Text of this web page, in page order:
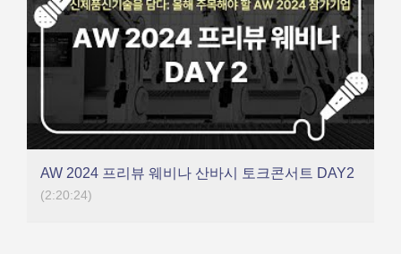
AW 2024 프리뷰 웨비나 산바시 토크콘서트 DAY2
(2:20:24)